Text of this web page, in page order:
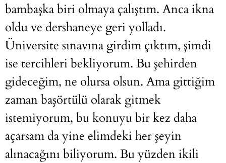
bambaşka biri olmaya çalıştım. Anca ikna
oldu ve dershaneye geri yolladı.
Üniversite sınavına girdim çıktım, şimdi
ise tercihleri bekliyorum. Bu şehirden
gideceğim, ne olursa olsun. Ama gittiğim
zaman başörtülü olarak gitmek
istemiyorum, bu konuyu bir kez daha
açarsam da yine elimdeki her şeyin
alınacağını biliyorum. Bu yüzden ikili